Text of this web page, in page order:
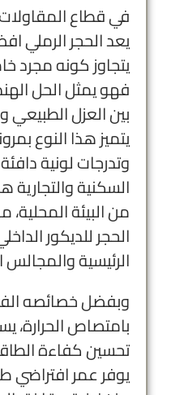
في قطاع المقاولات
يعد الحجر الرملي
يتجاوز كونه مجرد
فهو يمثل الحل
بين العزل الطبيعي
يتميز هذا النوع
وتدرجات لونية
السكنية
من البيئة
الحجر للديكور
الرئيسية
وبفضل خصائصه
بامتصاص الحرارة،
تحسين كفاءة
يوفر عمر افتراضي